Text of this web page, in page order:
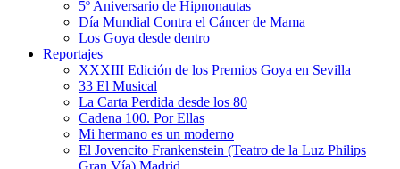
5º Aniversario de Hipnonautas
Día Mundial Contra el Cáncer de Mama
Los Goya desde dentro
Reportajes
XXXIII Edición de los Premios Goya en Sevilla
33 El Musical
La Carta Perdida desde los 80
Cadena 100. Por Ellas
Mi hermano es un moderno
El Jovencito Frankenstein (Teatro de la Luz Philips
Gran Vía) Madrid